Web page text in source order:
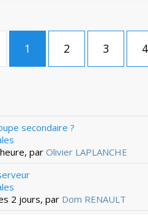
1 2 3 4
secondaire ?
par Olivier LAPLANCHE
2 jours, par Dom RENAULT